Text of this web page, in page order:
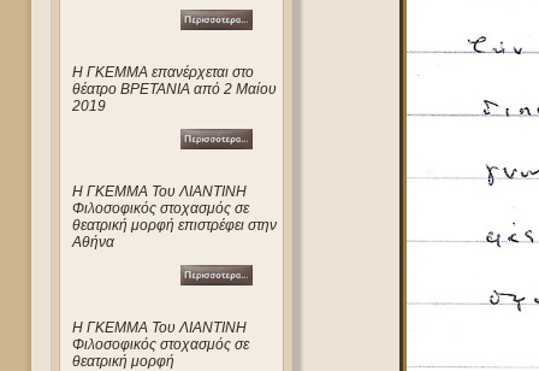
Η ΓΚΕΜΜΑ επανέρχεται στο
θέατρο ΒΡΕΤΑΝΙΑ από 2 Μαίου
2019
Η ΓΚΕΜΜΑ Του ΛΙΑΝΤΙΝΗ
Φιλοσοφικός στοχασμός σε
θεατρική μορφή επιστρέφει στην
Αθήνα
Η ΓΚΕΜΜΑ Του ΛΙΑΝΤΙΝΗ
Φιλοσοφικός στοχασμός σε
θεατρική μορφή